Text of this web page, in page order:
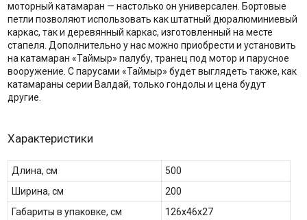
моторный катамаран — настолько он универсален. Бортовые
петли позволяют использовать как штатный дюралюминиевый
каркас, так и деревянный каркас, изготовленный на месте
стапеля. Дополнительно у нас можно приобрести и установить
на катамаран «Таймыр» палубу, транец под мотор и парусное
вооружение. С парусами «Таймыр» будет выглядеть также, как
катамараны серии Валдай, только гондолы и цена будут
другие.
Характеристики
Длина, см
500
Ширина, см
200
Габариты в упаковке, см
126х46х27